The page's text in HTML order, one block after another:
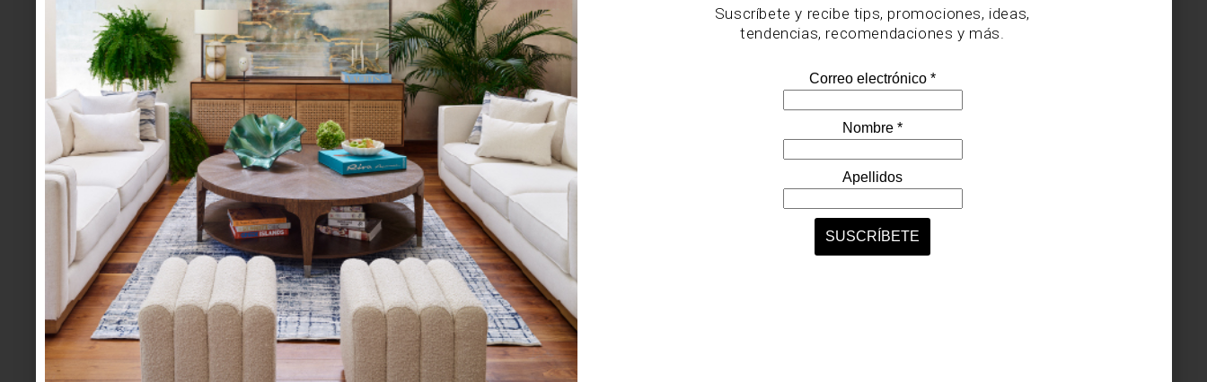
Desde una pieza de diseño que redefine una habitación, hasta soluciones tecnológicas que mejoran tu
experiencia diaria o detalles que transforman el descanso, cada elección construye un entorno más funcional,
cómodo y estéticamente coherente. Se trata de integrar elementos que dialoguen con tu estilo de vida y
aporten valor en lo cotidiano.
Suscríbete y recibe tips, promociones, ideas,
tendencias, recomendaciones y más.